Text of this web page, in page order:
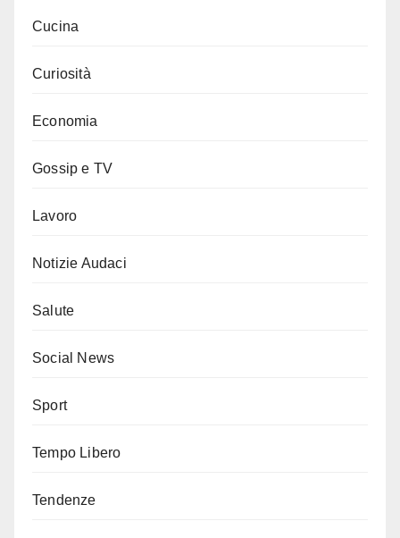
Cucina
Curiosità
Economia
Gossip e TV
Lavoro
Notizie Audaci
Salute
Social News
Sport
Tempo Libero
Tendenze